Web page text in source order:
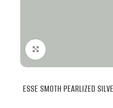
ESSE SMOTH PEARLIZED